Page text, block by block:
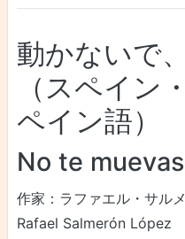
動かないで
（スペイン
ペイン語）
No te
作家：ラファエル・サル
Rafael Salmerón López